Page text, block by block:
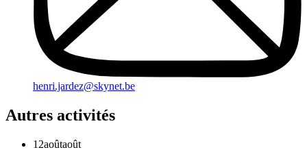
henri.jardez@skynet.be
Autres activités
12aoûtaoût